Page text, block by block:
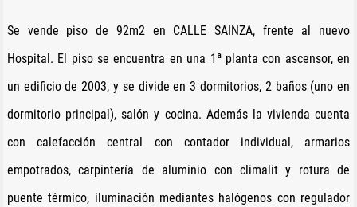
Se vende piso de 92m2 en CALLE SAINZA, frente al nuevo
Hospital. El piso se encuentra en una 1ª planta con ascensor, en
un edificio de 2003, y se divide en 3 dormitorios, 2 baños (uno en
dormitorio principal), salón y cocina. Además la vivienda cuenta
con calefacción central con contador individual, armarios
empotrados, carpintería de aluminio con climalit y rotura de
puente térmico, iluminación mediantes halógenos con regulador